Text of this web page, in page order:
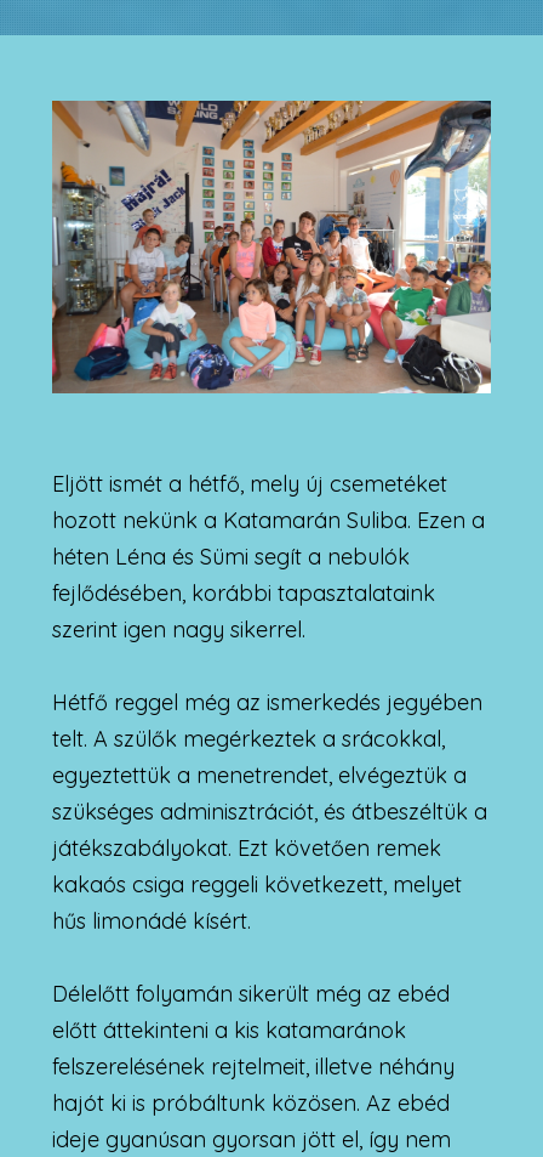
Eljött ismét a hétfő, mely új csemetéket
hozott nekünk a Katamarán Suliba. Ezen a
héten Léna és Sümi segít a nebulók
fejlődésében, korábbi tapasztalataink
szerint igen nagy sikerrel.
Hétfő reggel még az ismerkedés jegyében
telt. A szülők megérkeztek a srácokkal,
egyeztettük a menetrendet, elvégeztük a
szükséges adminisztrációt, és átbeszéltük a
játékszabályokat. Ezt követően remek
kakaós csiga reggeli következett, melyet
hűs limonádé kísért.
Délelőtt folyamán sikerült még az ebéd
előtt áttekinteni a kis katamaránok
felszerelésének rejtelmeit, illetve néhány
hajót ki is próbáltunk közösen. Az ebéd
ideje gyanúsan gyorsan jött el, így nem